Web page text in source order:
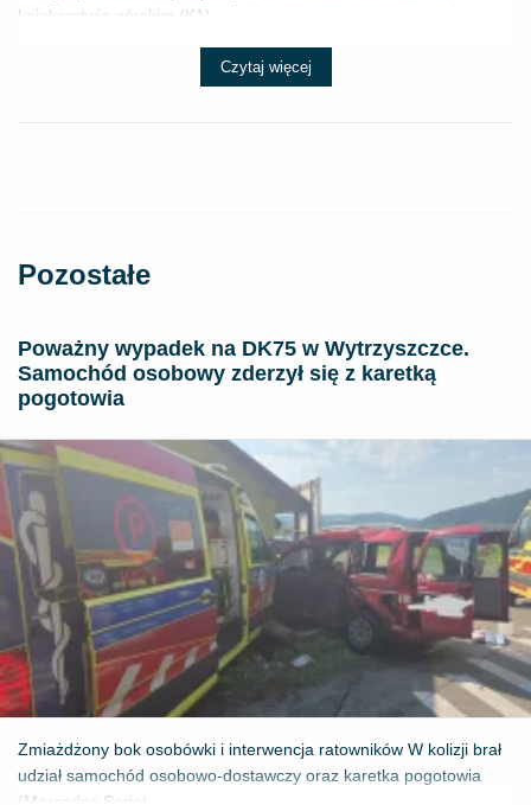
kajakarstwie górskim (K1) ...
Czytaj więcej
Pozostałe
Poważny wypadek na DK75 w Wytrzyszczce.
Samochód osobowy zderzył się z karetką
pogotowia
Zmiażdżony bok osobówki i interwencja ratowników W kolizji brał
udział samochód osobowo-dostawczy oraz karetka pogotowia
(Mercedes Sprint...